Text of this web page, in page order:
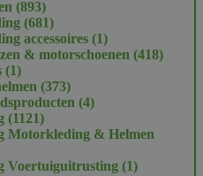
producten
893893
producten
681681
producten
accessoires 11
product
& motorschoenen 418418
11
product
373373
producten
44
11211121
producten
Motorkleding & Helmen
Voertuiguitrusting 11